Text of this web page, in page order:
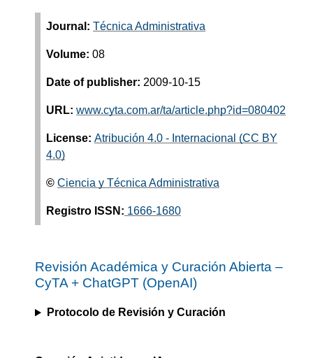
Journal: Técnica Administrativa
Volume: 08
Date of publisher: 2009-10-15
URL: www.cyta.com.ar/ta/article.php?id=080402
License: Atribución 4.0 - Internacional (CC BY
4.0)
© Ciencia y Técnica Administrativa
Registro ISSN: 1666-1680
Revisión Académica y Curación Abierta –
CyTA+ ChatGPT (OpenAI)
Protocolo de Revisión y Curación